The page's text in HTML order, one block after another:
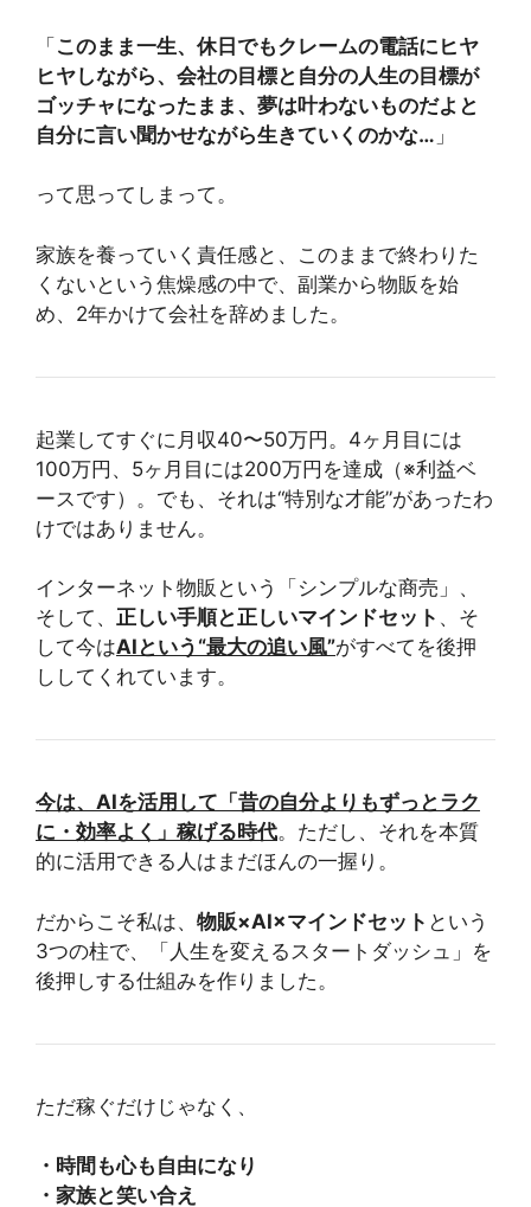
「このまま一生、休日でもクレームの電話にヒヤ
ヒヤしながら、会社の目標と自分の人生の目標が
ゴッチャになったまま、夢は叶わないものだよと
自分に言い聞かせながら生きていくのかな… 」
って思ってしまって。
家族を養っていく責任感と、このままで終わりた
くないという焦燥感の中で、副業から物販を始
め、2年かけて会社を辞めました。
起業してすぐに月収40〜50万円。4ヶ月目には
100万円、5ヶ月目には200万円を達成（※利益ベ
ースです）。でも、それは“特別な才能”があったわ
けではありません。
インターネット物販という「シンプルな商売」、
そして、 正しい手順と正しいマインドセット 、そ
して今はAIという“最大の追い風”がすべてを後押
ししてくれています。
今は、AIを活用して「昔の自分よりもずっとラク
に・効率よく」稼げる時代。ただし、それを本質
的に活用できる人はまだほんの一握り。
だからこそ私は、 物販×AI×マインドセット という
3つの柱で、「人生を変えるスタートダッシュ」を
後押しする仕組みを作りました。
ただ稼ぐだけじゃなく、
・時間も心も自由になり
・家族と笑い合え